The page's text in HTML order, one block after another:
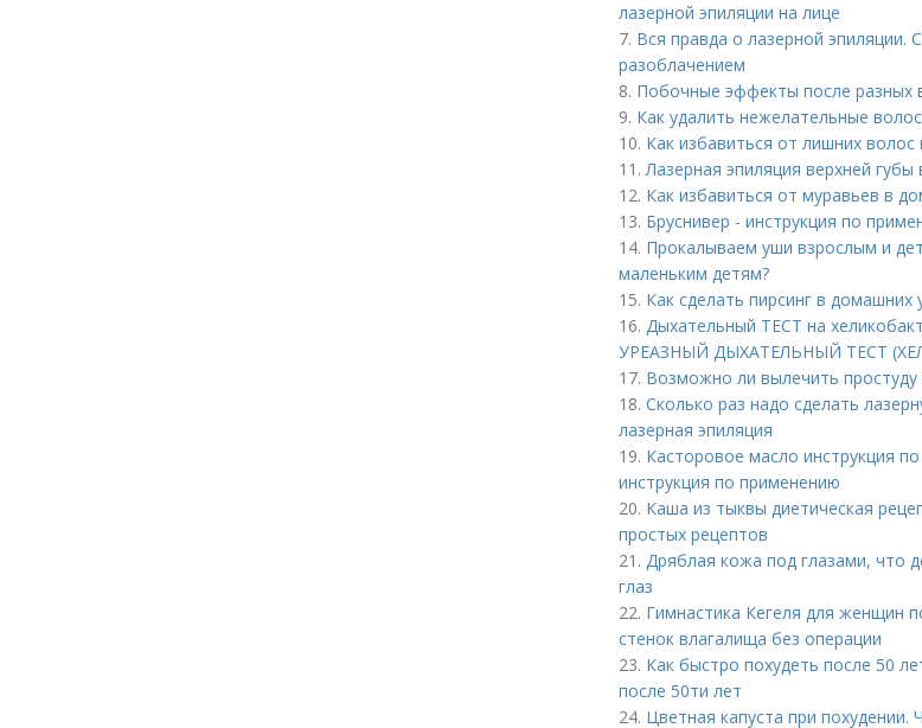
лазерной эпиляции на лице
7. Вся правда о лазерной эпиляции.
разоблачением
8. Побочные эффекты после разных
9. Как удалить нежелательные
10. Как избавиться от лишних волос
11.Лазерная эпиляция верхней
12. Как избавиться от муравьев в
13. Бруснивер - инструкция по
14. Прокалываем уши взрослым и
маленьким детям?
15. Как сделать пирсинг в домашних
16. Дыхательный ТЕСТ на
УРЕАЗНЫЙ ДЫХАТЕЛЬНЫЙ ТЕСТ
17. Возможно ли вылечить простуду
18. Сколько раз надо сделать
лазерная эпиляция
19. Касторовое масло инструкция
инструкция по применению
20. Каша из тыквы диетическая
простых рецептов
21. Дряблая кожа под глазами, что
глаз
22. Гимнастика Кегеля для женщин
стенок влагалища без операции
23. Как быстро похудеть после 50
после 50ти лет
24. Цветная капуста при